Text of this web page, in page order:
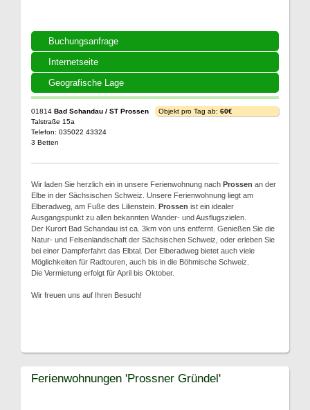
Buchungsanfrage
Internetseite
Geografische Lage
01814 Bad Schandau / ST Prossen
Talstraße 15a
Telefon: 035022 43324
3 Betten
Objekt pro Tag ab: 60€
Wir laden Sie herzlich ein in unsere Ferienwohnung nach Prossen an der
Elbe in der Sächsischen Schweiz. Unsere Ferienwohnung liegt am
Elberadweg, am Fuße des Lilienstein. Prossen ist ein idealer
Ausgangspunkt zu allen bekannten Wander- und Ausflugszielen.
Der Kurort Bad Schandau ist ca. 3km von uns entfernt. Genießen Sie die
Natur- und Felsenlandschaft der Sächsischen Schweiz, oder erleben Sie
bei einer Dampferfahrt das Elbtal. Der Elberadweg bietet auch viele
Möglichkeiten für Radtouren, auch bis in die Böhmische Schweiz.
Die Vermietung erfolgt für April bis Oktober.
Wir freuen uns auf Ihren Besuch!
Ferienwohnungen 'Prossner Gründel'